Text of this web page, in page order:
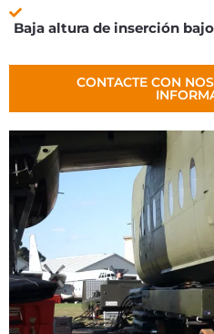
Baja altura de inserción
CONTACTE CON